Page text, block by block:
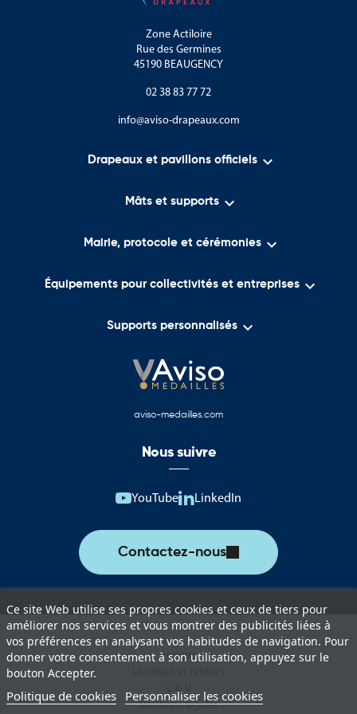
Les vallées du Lot et de la Dordogne.
Les grottes et résurgences naturelles.
Les marchés traditionnels du Quercy.
Les symboles du Conseil départemental du Lot représentent
aujourd’hui un territoire qui associe patrimoine, authenticité,
Drapeaux, pavillons et oriflammes du Conseil
Cette catégorie rassemble une sélection complète de produits
aux couleurs du Conseil départemental du Lot. Ces supports
qualité lors des événements officiels, cérémonies et actions de
communication territoriale.
Vous trouverez notamment :
Drapeaux du Conseil départemental du Lot pour les cérémonies
et événements institutionnels.
Pavillons pour mât destinés à l’affichage extérieur permanent ou
Zone Actiloire
Rue des Germines
45190 BEAUGENCY
02 38 83 77 72
info@aviso-drapeaux.com
Drapeaux et pavillons officiels 
Mâts et supports 
Mairie, protocole et cérémonies 
Équipements pour collectivités et entreprises 
Supports personnalisés 
Ce site Web utilise ses propres cookies et ceux de tiers pour
améliorer nos services et vous montrer des publicités liées à
vos préférences en analysant vos habitudes de navigation. Pour
donner votre consentement à son utilisation, appuyez sur le
bouton Accepter.
Politique de cookies Personnaliser les cookies
aviso-medailles.com
Nous suivre
YouTube LinkedIn
Contactez-nous
Lexique
Mentions légales